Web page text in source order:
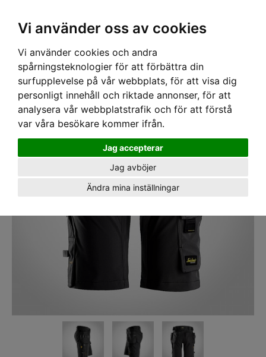
Vi använder oss av cookies
Vi använder cookies och andra
spårningsteknologier för att förbättra din
surfupplevelse på vår webbplats, för att visa dig
personligt innehåll och riktade annonser, för att
analysera vår webbplatstrafik och för att förstå
var våra besökare kommer ifrån.
Jag accepterar
Jag avböjer
Ändra mina inställningar
Hem ›ARBETSKLÄDER› Shorts Snickers 6175 4-vägsstrech HF AW Svart